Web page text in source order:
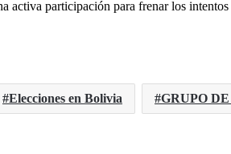
participación para frenar los
Elecciones en Bolivia GRUPO